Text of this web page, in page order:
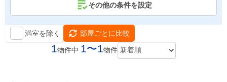
その他の条件を設定
満室を除く 部屋ごとに比較
1物件中 1〜1物件